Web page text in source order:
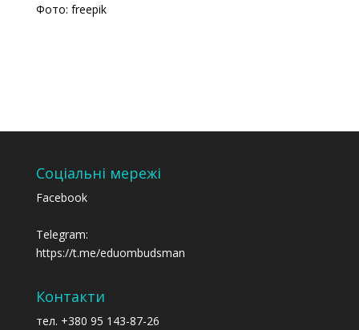
Фото: freepik
Соціальні мережі
Facebook
Telegram:
https://t.me/eduombudsman
Контакти
тел. +380 95 143-87-26